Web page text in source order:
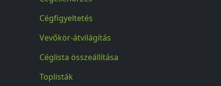
Cégfigyeltetés
Vevőkör-átvilágítás
Céglista összeállítása
Toplisták